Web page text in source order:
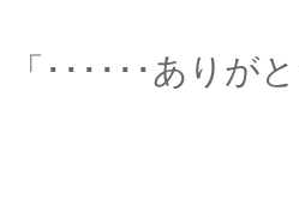
「･･････ありがと